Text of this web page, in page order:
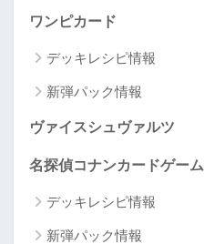
ワンピカード
デッキレシピ情報
新弾パック情報
ヴァイスシュヴァルツ
名探偵コナンカードゲーム
デッキレシピ情報
新弾パック情報